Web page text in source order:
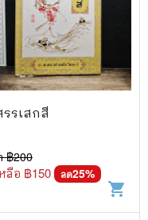
รเสกสี
฿200
ลือ ฿150 ลด25%
shopping_cart